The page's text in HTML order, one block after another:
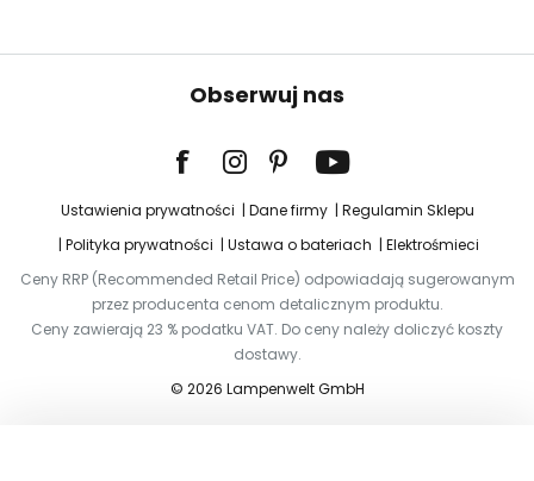
Obserwuj nas
Ustawienia prywatności Dane firmy
Regulamin Sklepu
Polityka prywatności
Ustawa o bateriach
Elektrośmieci
Ceny RRP (Recommended Retail Price) odpowiadają sugerowanym
przez producenta cenom detalicznym produktu.
Ceny zawierają 23 % podatku VAT. Do ceny należy doliczyć koszty
dostawy.
© 2026 Lampenwelt GmbH